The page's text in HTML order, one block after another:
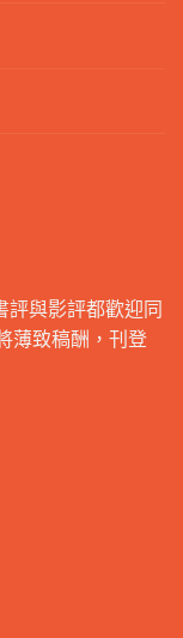
評與影評都歡迎同
薄致稿酬，刊登